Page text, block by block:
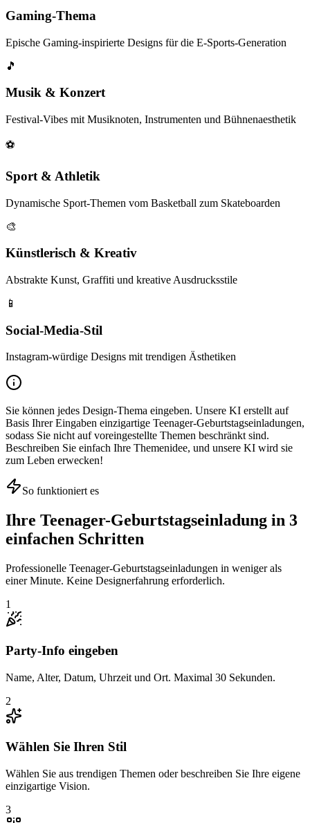
Gaming-Thema
Epische Gaming-inspirierte Designs für die E-Sports-Generation
🎵
Musik & Konzert
Festival-Vibes mit Musiknoten, Instrumenten und Bühnenaesthetik
⚽
Sport & Athletik
Dynamische Sport-Themen vom Basketball zum Skateboarden
🎨
Künstlerisch & Kreativ
Abstrakte Kunst, Graffiti und kreative Ausdrucksstile
📱
Social-Media-Stil
Instagram-würdige Designs mit trendigen Ästhetiken
Sie können jedes Design-Thema eingeben. Unsere KI erstellt auf
Basis Ihrer Eingaben einzigartige Teenager-Geburtstagseinladungen,
sodass Sie nicht auf voreingestellte Themen beschränkt sind.
Beschreiben Sie einfach Ihre Themenidee, und unsere KI wird sie
zum Leben erwecken!
So funktioniert es
Ihre Teenager-Geburtstagseinladung in 3
einfachen Schritten
Professionelle Teenager-Geburtstagseinladungen in weniger als
einer Minute. Keine Designerfahrung erforderlich.
1
Party-Info eingeben
Name, Alter, Datum, Uhrzeit und Ort. Maximal 30 Sekunden.
2
Wählen Sie Ihren Stil
Wählen Sie aus trendigen Themen oder beschreiben Sie Ihre eigene
einzigartige Vision.
3